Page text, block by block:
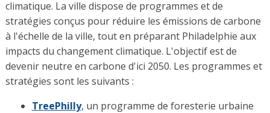
climatique. La ville dispose de programmes et de
stratégies conçus pour réduire les émissions de carbone
à l'échelle de la ville, tout en préparant Philadelphie aux
impacts du changement climatique. L'objectif est de
devenir neutre en carbone d'ici 2050. Les programmes et
stratégies sont les suivants :
TreePhilly, un programme de foresterie urbaine